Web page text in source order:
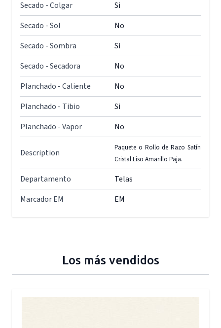
Secado - Colgar
Si
Secado - Sol
No
Secado - Sombra
Si
Secado - Secadora
No
Planchado - Caliente
No
Planchado - Tibio
Si
Planchado - Vapor
No
Description
Paquete o Rollo de Razo Satín
Cristal Liso Amarillo Paja.
Departamento
Telas
Marcador EM
EM
Los más vendidos